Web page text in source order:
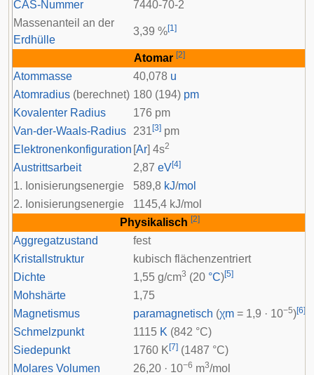
CAS-Nummer
7440-70-2
Massenanteil an der
Erdhülle
3,39 %[1]
Atomar [2]
Atommasse 40,078 u
Atomradius (berechnet) 180 (194) pm
Kovalenter Radius
176 pm
Van-der-Waals-Radius
231 [3] pm
Elektronenkonfiguration [Ar] 4s2
Austrittsarbeit 2,87 eV[4]
1. Ionisierungsenergie 589,8 kJ/mol
2. Ionisierungsenergie
1145,4 kJ/mol
Physikalisch [2]
Aggregatzustand
fest
Kristallstruktur
kubisch flächenzentriert
Dichte
1,55 g/cm3 (20 °C)[5]
Mohshärte
1,75
Magnetismus
paramagnetisch (χm = 1,9 · 10−5)[6]
Schmelzpunkt 1115 K (842 °C)
Siedepunkt
1760 K [7] (1487 °C)
Molares Volumen
26,20 · 10−6 m3/mol